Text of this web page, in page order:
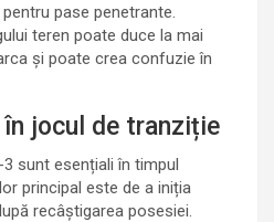
pase penetrante.
teren poate duce la mai
și poate crea confuzie în
jocul de tranziție
sunt esențiali în timpul
principal este de a iniția
recâștigarea posesiei.